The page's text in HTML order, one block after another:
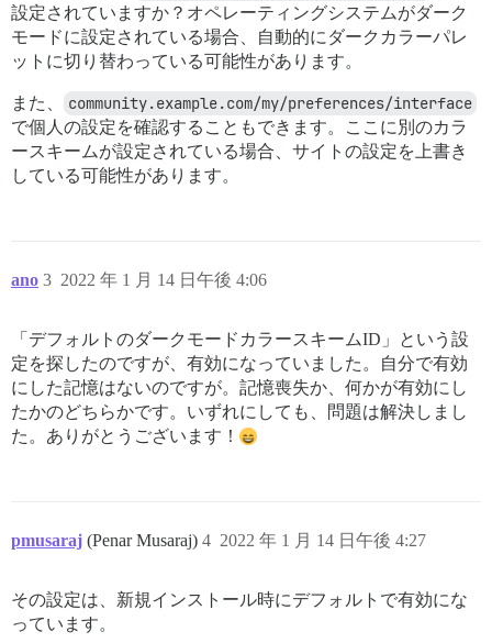
設定されていますか？オペレーティングシステムがダーク
モードに設定されている場合、自動的にダークカラーパレ
ットに切り替わっている可能性があります。
また、 community.example.com/my/preferences/interface
で個人の設定を確認することもできます。ここに別のカラ
ースキームが設定されている場合、サイトの設定を上書き
している可能性があります。
ano 2022 年 1 月 14 日午後 4:06
3
「デフォルトのダークモードカラースキームID」という設
定を探したのですが、有効になっていました。自分で有効
にした記憶はないのですが。記憶喪失か、何かが有効にし
たかのどちらかです。いずれにしても、問題は解決しまし
た。ありがとうございます！
pmusaraj (Penar Musaraj) 2022 年 1 月 14 日午後 4:27
4
その設定は、新規インストール時にデフォルトで有効にな
っています。